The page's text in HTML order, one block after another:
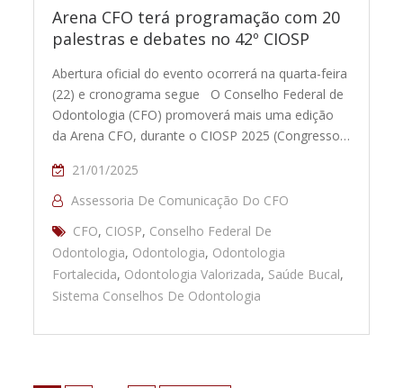
Arena CFO terá programação com 20
palestras e debates no 42º CIOSP
Abertura oficial do evento ocorrerá na quarta-feira
(22) e cronograma segue O Conselho Federal de
Odontologia (CFO) promoverá mais uma edição
da Arena CFO, durante o CIOSP 2025 (Congresso…
21/01/2025
Assessoria De Comunicação Do CFO
CFO, CIOSP, Conselho Federal De
Odontologia, Odontologia, Odontologia
Fortalecida, Odontologia Valorizada, Saúde Bucal,
Sistema Conselhos De Odontologia
Paginação